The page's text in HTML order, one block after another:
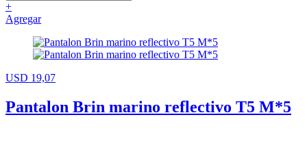
+
Agregar
USD 19,07
Pantalon Brin marino reflectivo T5 M*5